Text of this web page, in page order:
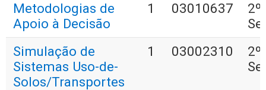
Metodologias de
Apoio à Decisão
1 03010637
2º
Simulação de
Sistemas Uso-de-
Solos/Transportes
1 03002310
2º